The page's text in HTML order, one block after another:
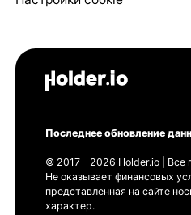
Последнее обновление
© 2017 - 2026 Holder.io | Все
Не оказывает финансовых
представленная на сайте
характер.